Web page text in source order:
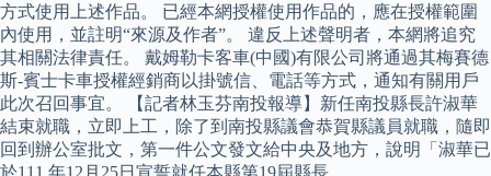
方式使用上述作品。 已經本網授權使用作品的，應在授權範圍
內使用，並註明“來源及作者”。 違反上述聲明者，本網將追究
其相關法律責任。 戴姆勒卡客車(中國)有限公司將通過其梅賽德
斯-賓士卡車授權經銷商以掛號信、電話等方式，通知有關用戶
此次召回事宜。 【記者林玉芬南投報導】新任南投縣長許淑華
結束就職，立即上工，除了到南投縣議會恭賀縣議員就職，隨即
回到辦公室批文，第一件公文發文給中央及地方，說明「淑華已
於111 年12月25日宣誓就任本縣第19屆縣長…